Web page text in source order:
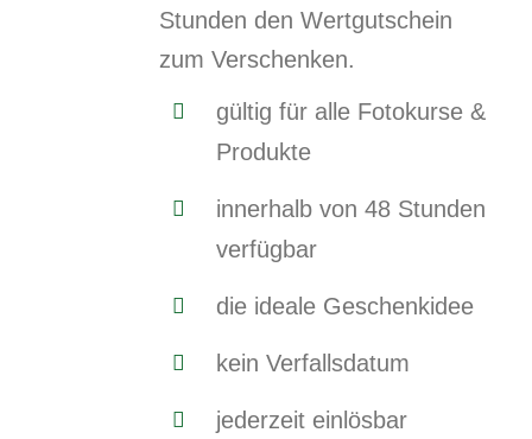
Stunden den Wertgutschein
zum Verschenken.
gültig für alle Fotokurse &
Produkte
innerhalb von 48 Stunden
verfügbar
die ideale Geschenkidee
kein Verfallsdatum
jederzeit einlösbar